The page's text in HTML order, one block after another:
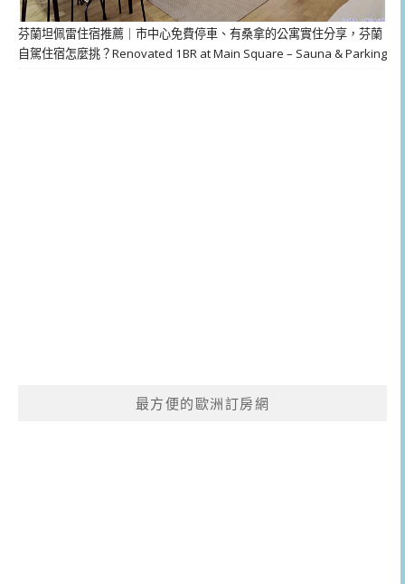
芬蘭坦佩雷住宿推薦｜市中心免費停車、有桑拿的公寓實住分享，芬蘭
自駕住宿怎麼挑？Renovated 1BR at Main Square – Sauna & Parking
最方便的歐洲訂房網